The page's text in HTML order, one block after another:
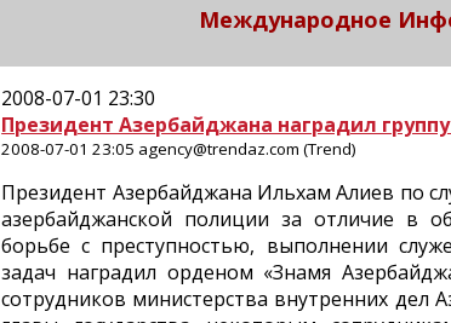
Международное
2008-07-01 23:30
Президент Азербайджана наградил
2008-07-01 23:05 agency@trendaz.com (Trend)
Президент Азербайджана Ильхам Алиев по
азербайджанской полиции за отличие в
борьбе с преступностью, выполнении
задач наградил орденом «Знамя
сотрудников министерства внутренних дел